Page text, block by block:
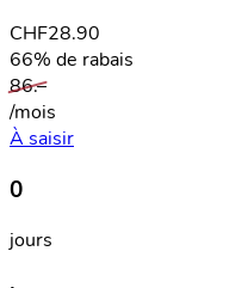
CHF28.90
66% de rabais
86.–
/mois
À saisir
0
jours